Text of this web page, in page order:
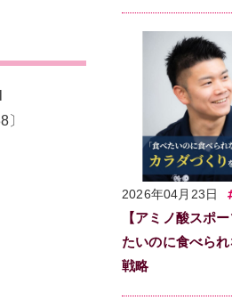
2026年04月23日
【アミノ酸スポ
たいのに食べら
戦略